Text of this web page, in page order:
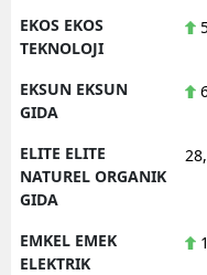
EKOS EKOS
TEKNOLOJI
EKSUN EKSUN
GIDA
ELITE ELITE
NATUREL ORGANIK
GIDA
EMKEL EMEK
ELEKTRIK